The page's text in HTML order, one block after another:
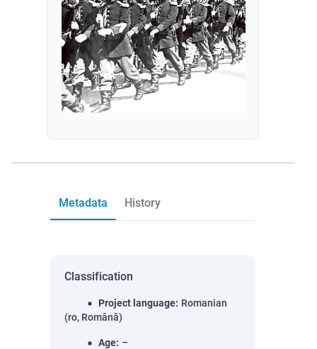
Metadata History
Classification
Project language: Romanian
(ro, Română)
Age: –